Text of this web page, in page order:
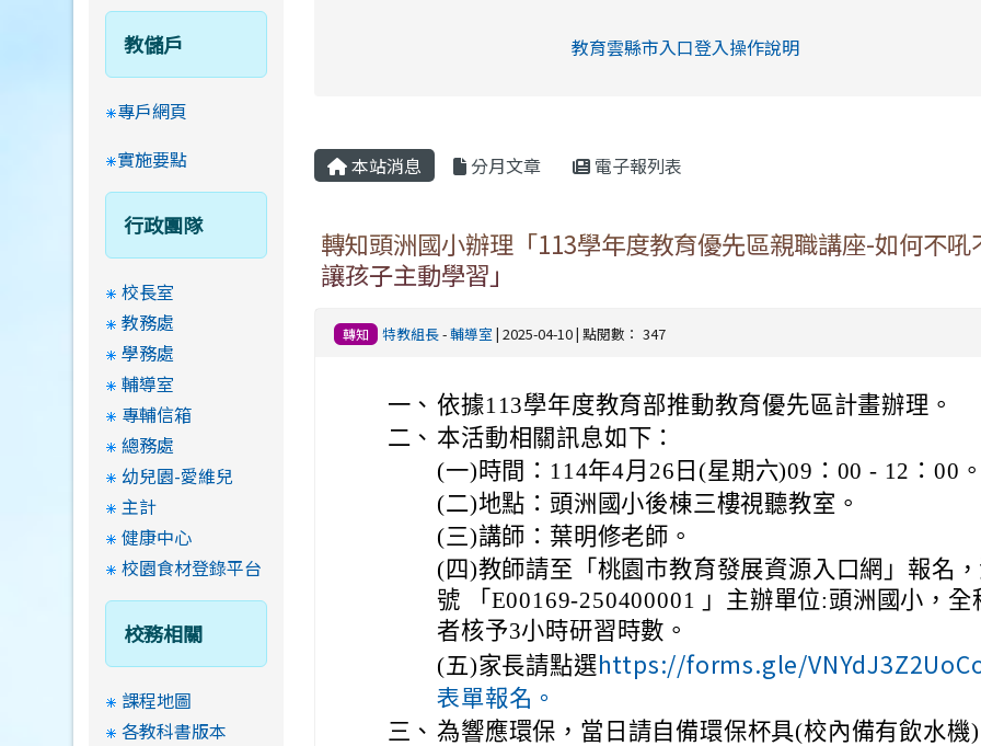
link to https://eliteracy.edu.tw/Shorts/
教育雲縣市入口登入操作說明
link to https://eliteracy.edu.tw/
本站消息 分月文章 電子報列表
轉知頭洲國小辦理「113學年度教育優先區親職講座-如何不吼
讓孩子主動學習」
轉知 特教組長-輔導室 | 2025-04-10 | 點閱數： 347
一、 依據113學年度教育部推動教育優先區計畫辦理。
二、 本活動相關訊息如下：
(一)時間：114年4月26日(星期六)09：00 - 12：00。
(二)地點：頭洲國小後棟三樓視聽教室。
(三)講師：葉明修老師。
(四)教師請至「桃園市教育發展資源入口網」報名
號 「E00169-250400001 」主辦單位:頭洲國小，全
者核予3小時研習時數。
(五)家長請點選https://forms.gle/
表單報名。
三、 為響應環保，當日請自備環保杯具(校內備有飲水機)
教儲戶
專戶網頁
實施要點
行政團隊
校長室
教務處
學務處
輔導室
專輔信箱
總務處
幼兒園-愛維兒
主計
健康中心
校園食材登錄平台
校務相關
課程地圖
各教科書版本